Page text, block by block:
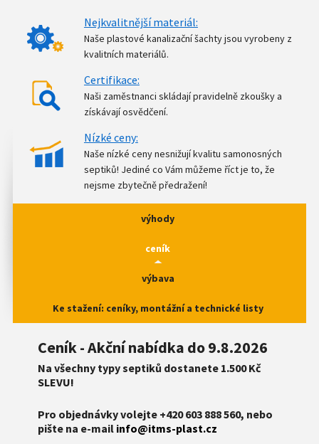
Nejkvalitnější materiál:
Naše plastové kanalizační šachty jsou vyrobeny z
kvalitních materiálů.
Certifikace:
Naši zaměstnanci skládají pravidelně zkoušky a
získávají osvědčení.
Nízké ceny:
Naše nízké ceny nesnižují kvalitu samonosných
septiků! Jediné co Vám můžeme říct je to, že
nejsme zbytečně předražení!
výhody
ceník
výbava
Ke stažení: ceníky, montážní a technické listy
Ceník - Akční nabídka do 9.8.2026
Na všechny typy septiků dostanete 1.500 Kč
SLEVU!
Pro objednávky volejte +420 603 888 560, nebo
pište na e-mail info@itms-plast.cz